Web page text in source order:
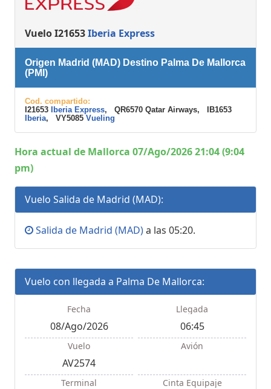
Vuelo I21653Iberia Express
Origen Madrid (MAD) Destino Palma De Mallorca
(PMI)
Cod. compartido:
I21653 Iberia Express, QR6570 Qatar Airways, IB1653
Iberia, VY5085 Vueling
Hora actual de Mallorca 07/Ago/2026 21:04 (9:04
pm)
Vuelo Salida de Madrid (MAD):
Salida de Madrid (MAD)a las 05:20.
Vuelo con llegada a Palma De Mallorca:
Fecha
08/Ago/2026
Llegada
06:45
Vuelo
AV2574
Avión
Terminal Cinta Equipaje